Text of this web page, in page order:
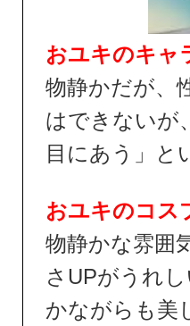
おユキのキャ
物静かだが、
はできないが
目にあう」と
おユキのコス
物静かな雰囲
さUPがうれ
かながらも美